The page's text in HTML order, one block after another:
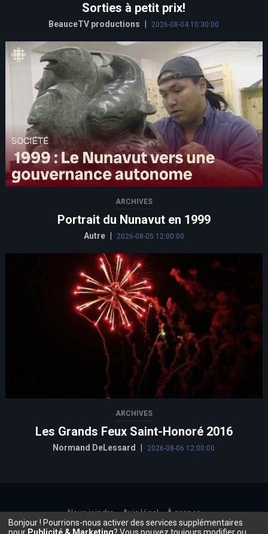
Sorties à petit prix!
BeauceTV productions 2026-08-04 10:30:00
ARCHIVES
Portrait du Nunavut en 1999
Autre 2026-08-05 12:00:00
ARCHIVES
Les Grands Feux Saint-Honoré 2016
Normand DeLessard 2026-08-06 12:00:00
Bonjour ! Pourrions-nous activer des services supplémentaires
Nous joindre Avis légal À propos
©2026, Beauce.TV